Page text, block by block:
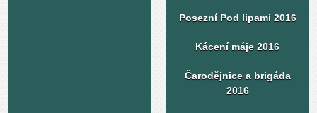
Posezní Pod lipami 2016
Kácení máje 2016
Čarodějnice a brigáda
2016